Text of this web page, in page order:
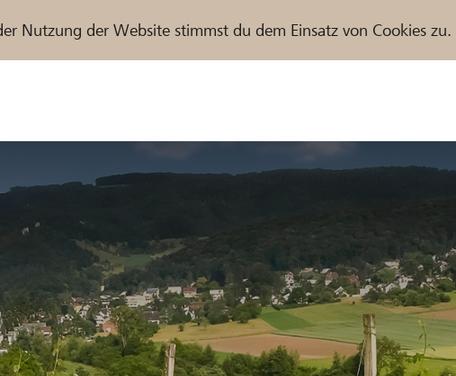
Nutzung der Website stimmst du dem Einsatz von Cookies zu.
Partner / Raiffeisenbank